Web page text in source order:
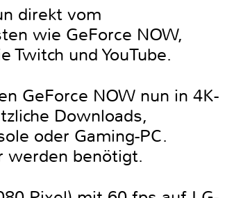
direkt vom
wie GeForce NOW,
und YouTube.
GeForce NOW nun in 4K-
Downloads,
oder Gaming-PC.
werden benötigt.